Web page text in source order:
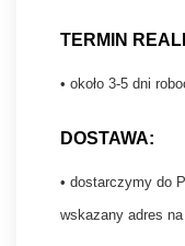
TERMIN
• około 3-5 dni
DOSTAWA:
• dostarczymy do
wskazany adres